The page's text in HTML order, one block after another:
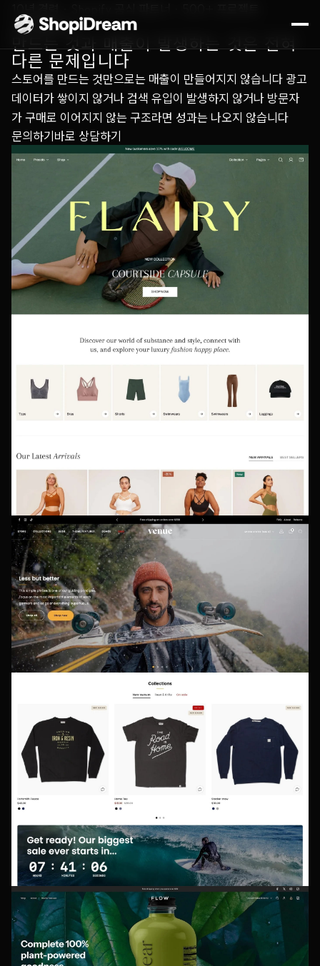
쇼피파이
만드는 것과 매출이 발생하는 것은 전혀
다른 문제입니다
스토어를 만드는 것만으로는 매출이 만들어지지 않습니다 광고
데이터가 쌓이지 않거나 검색 유입이 발생하지 않거나 방문자
가 구매로 이어지지 않는 구조라면 성과는 나오지 않습니다
문의하기바로 상담하기